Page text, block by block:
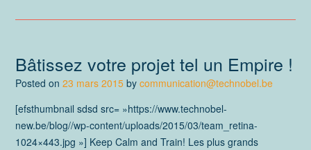
Bâtissez votre projet tel un Empire !
Posted on 23 mars 2015 by communication@technobel.be
[efsthumbnail sdsd src= »https://www.technobel-
new.be/blog//wp-content/uploads/2015/03/team_retina-
1024×443.jpg »] Keep Calm and Train! Les plus grands